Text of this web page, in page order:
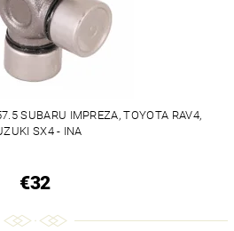
SUBARU IMPREZA, TOYOTA RAV4,
SX4 - INA
€32